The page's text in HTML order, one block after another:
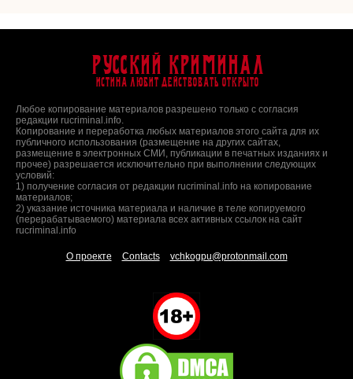
Русский Криминал
Истина любит действовать открыто
Любое копирование материалов разрешено только с согласия
редакции rucriminal.info.
Копирование и переработка любых материалов этого сайта для их
публичного использования (размещение на других сайтах,
размещение в электронных СМИ, публикации в печатных изданиях и
прочее) разрешается исключительно при выполнении следующих
условий:
1) получение согласия от редакции rucriminal.info на копирование
материалов;
2) указание источника материала и наличие в теле копируемого
(перерабатываемого) материала всех активных ссылок на сайт
rucriminal.info
О проекте Contacts vchkogpu@protonmail.com